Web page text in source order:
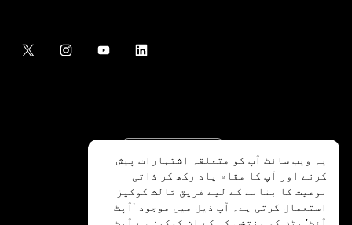
یہ ویب سائٹ آپ کو متعلقہ اشتہارات پیش
کرنے اور آپ کا مقام یاد رکھ کر ذاتی
نوعیت کا بنانے کے لیے فریق ثالث کوکیز
استعمال کرتی ہے۔ آپ ذیل میں موجود 'آپٹ